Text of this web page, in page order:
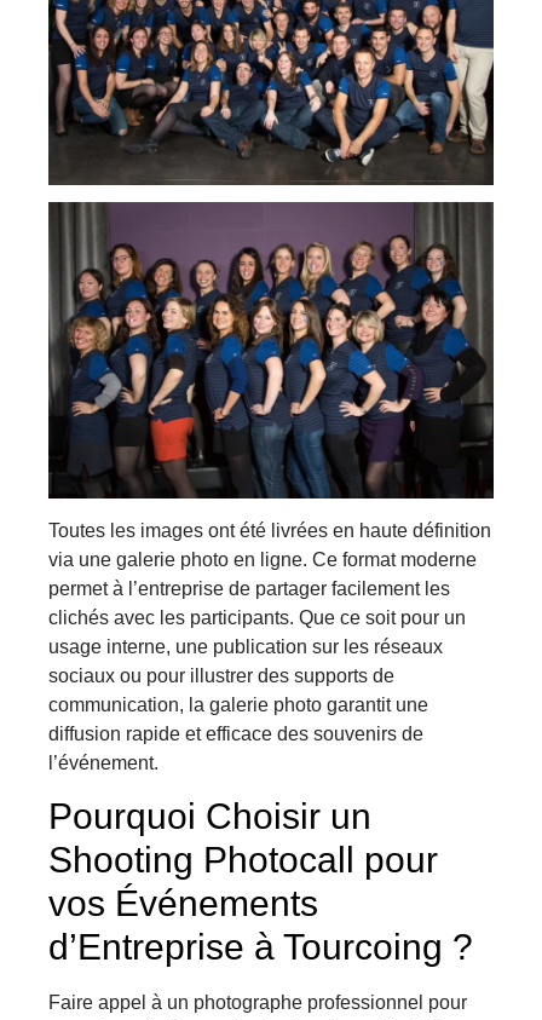
Toutes les images ont été livrées en haute définition
via une galerie photo en ligne. Ce format moderne
permet à l’entreprise de partager facilement les
clichés avec les participants. Que ce soit pour un
usage interne, une publication sur les réseaux
sociaux ou pour illustrer des supports de
communication, la galerie photo garantit une
diffusion rapide et efficace des souvenirs de
l’événement.
Pourquoi Choisir un
Shooting Photocall pour
vos Événements
d’Entreprise à Tourcoing ?
Faire appel à un photographe professionnel pour